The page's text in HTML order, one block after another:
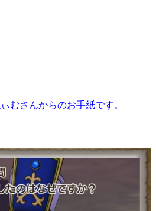
むさんからのお手紙です。